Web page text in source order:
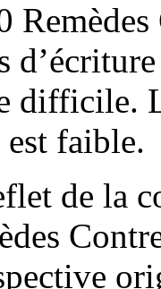
difficile.
faible.
de la